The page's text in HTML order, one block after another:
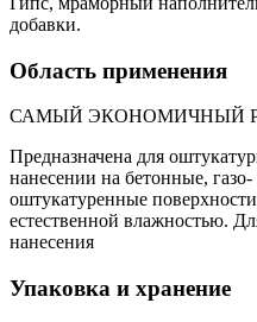
добавки.
Область применения
САМЫЙ ЭКОНОМИЧНЫЙ
Предназначена для
нанесении на бетонные,
оштукатуренные
естественной влажностью.
нанесения
Упаковка и хранение